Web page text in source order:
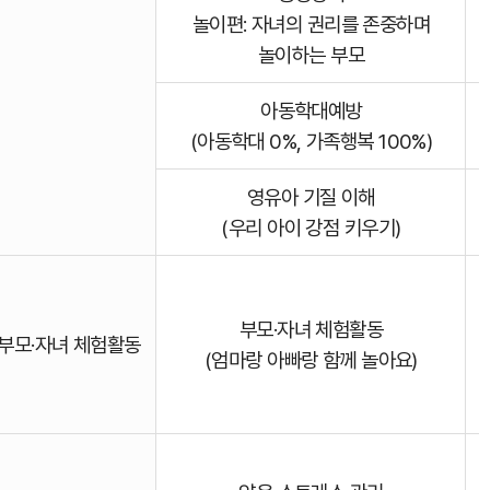
놀이편: 자녀의 권리를 존중하며
놀이하는 부모
아동학대예방
(아동학대 0%, 가족행복 100%)
영유아 기질 이해
(우리 아이 강점 키우기)
모·자녀 체험활동
부모·자녀 체험활동
(엄마랑 아빠랑 함께 놀아요)